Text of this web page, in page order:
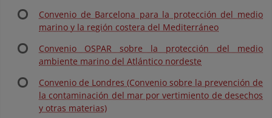
Convenio de Barcelona para la protección del medio
marino y la región costera del Mediterráneo
Convenio OSPAR sobre la protección del medio
ambiente marino del Atlántico nordeste
Convenio de Londres (Convenio sobre la prevención de
la contaminación del mar por vertimiento de desechos
y otras materias)